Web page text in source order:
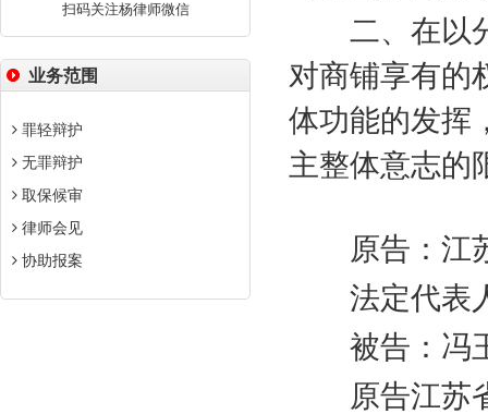
扫码关注杨律师微信
业务范围
罪轻辩护
无罪辩护
取保候审
律师会见
协助报案
二、在以分
对商铺享有的
体功能的发挥
主整体意志的
原告：江苏
法定代表人
被告：冯
原告江苏省